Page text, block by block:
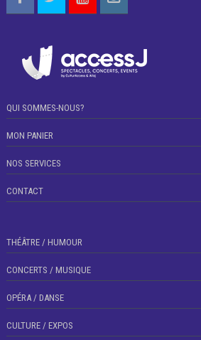
QUI SOMMES-NOUS?
MON PANIER
NOS SERVICES
CONTACT
THÉÂTRE / HUMOUR
CONCERTS / MUSIQUE
OPÉRA / DANSE
CULTURE / EXPOS